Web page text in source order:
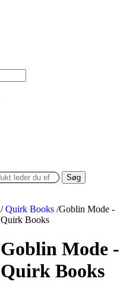
Søg
/ Quirk Books /Goblin Mode -
Quirk Books
Goblin Mode -
Quirk Books